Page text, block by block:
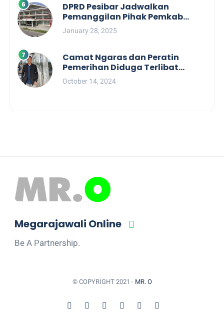
DPRD Pesibar Jadwalkan
Pemanggilan Pihak Pemkab
Terkait Nasib dan Status TKD di
Tahun 2025
January 28, 2025
Camat Ngaras dan Peratin
Pemerihan Diduga Terlibat
Politik Praktis, Mahasiswa
Pesibar Desak Bawaslu
October 14, 2024
Megarajawali Online
Be A Partnership.
© COPYRIGHT 2021 - MR. O